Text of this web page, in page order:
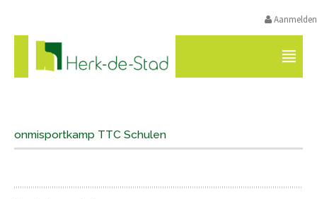
Aanmelden
onmisportkamp TTC Schulen